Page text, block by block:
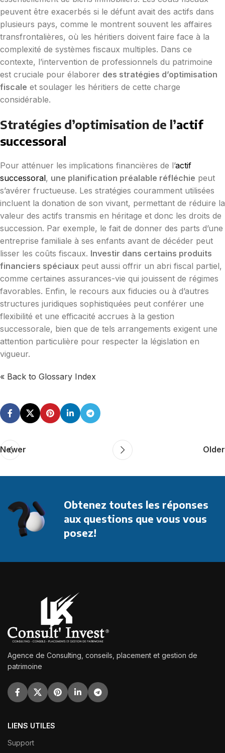
peuvent être exacerbés si le défunt avait des actifs dans
plusieurs pays, comme le montrent souvent les affaires
transfrontalières, où les héritiers doivent faire face à la
complexité de systèmes fiscaux multiples. Dans ce
contexte, l’intervention de professionnels du patrimoine
est cruciale pour élaborer des stratégies d’optimisation
fiscale et soulager les héritiers de cette charge
considérable.
Stratégies d’optimisation de l’actif
successoral
Pour atténuer les implications financières de l’actif
successoral, une planification préalable réfléchie peut
s’avérer fructueuse. Les stratégies couramment utilisées
incluent la donation de son vivant, permettant de réduire la
valeur des actifs transmis en héritage et donc les droits de
succession. Par exemple, le fait de donner des parts d’une
entreprise familiale à ses enfants avant de décéder peut
lisser les coûts fiscaux. Investir dans certains produits
financiers spéciaux peut aussi offrir un abri fiscal partiel,
comme certaines assurances-vie qui jouissent de régimes
favorables. Enfin, le recours aux fiducies ou à d’autres
structures juridiques sophistiquées peut conférer une
flexibilité et une efficacité accrues à la gestion
successorale, bien que de tels arrangements exigent une
attention particulière pour respecter la législation en
vigueur.
« Back to Glossary Index
Newer Older
Obtenez toutes les réponses
aux questions que vous vous
posez!
Agence de Consulting, conseils, placement et gestion de
patrimoine
LIENS UTILES
Support